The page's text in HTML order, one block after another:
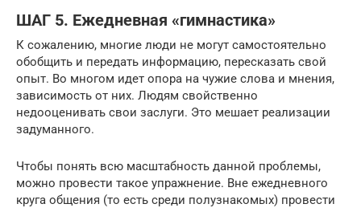
ШАГ 5. Ежедневная «гимнастика»
К сожалению, многие люди не могут самостоятельно
обобщить и передать информацию, пересказать свой
опыт. Во многом идет опора на чужие слова и мнения,
зависимость от них. Людям свойственно
недооценивать свои заслуги. Это мешает реализации
задуманного.
Чтобы понять всю масштабность данной проблемы,
можно провести такое упражнение. Вне ежедневного
круга общения (то есть среди полузнакомых) провести